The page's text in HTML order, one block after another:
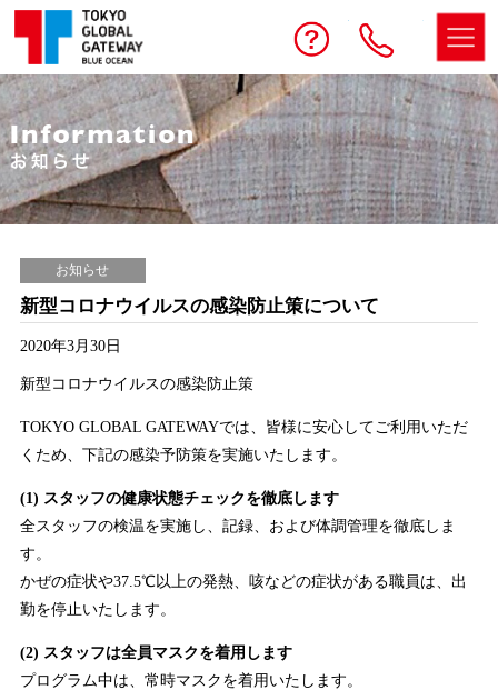
お問い合わせ電話
お知らせ
新型コロナウイルスの感染防止策について
2020年3月30日
新型コロナウイルスの感染防止策
TOKYO GLOBAL GATEWAYでは、皆様に安心してご利用いただ
くため、下記の感染予防策を実施いたします。
(1) スタッフの健康状態チェックを徹底します
全スタッフの検温を実施し、記録、および体調管理を徹底しま
す。
かぜの症状や37.5℃以上の発熱、咳などの症状がある職員は、出
勤を停止いたします。
(2) スタッフは全員マスクを着用します
プログラム中は、常時マスクを着用いたします。